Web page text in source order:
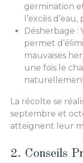
germination
l’excès
Désherbage :
permet
mauvaises
une fois le
La récolte se
septembre et
atteignent leur
2. Conseils